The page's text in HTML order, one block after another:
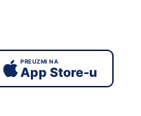
PREUZMI NA
App Store-u